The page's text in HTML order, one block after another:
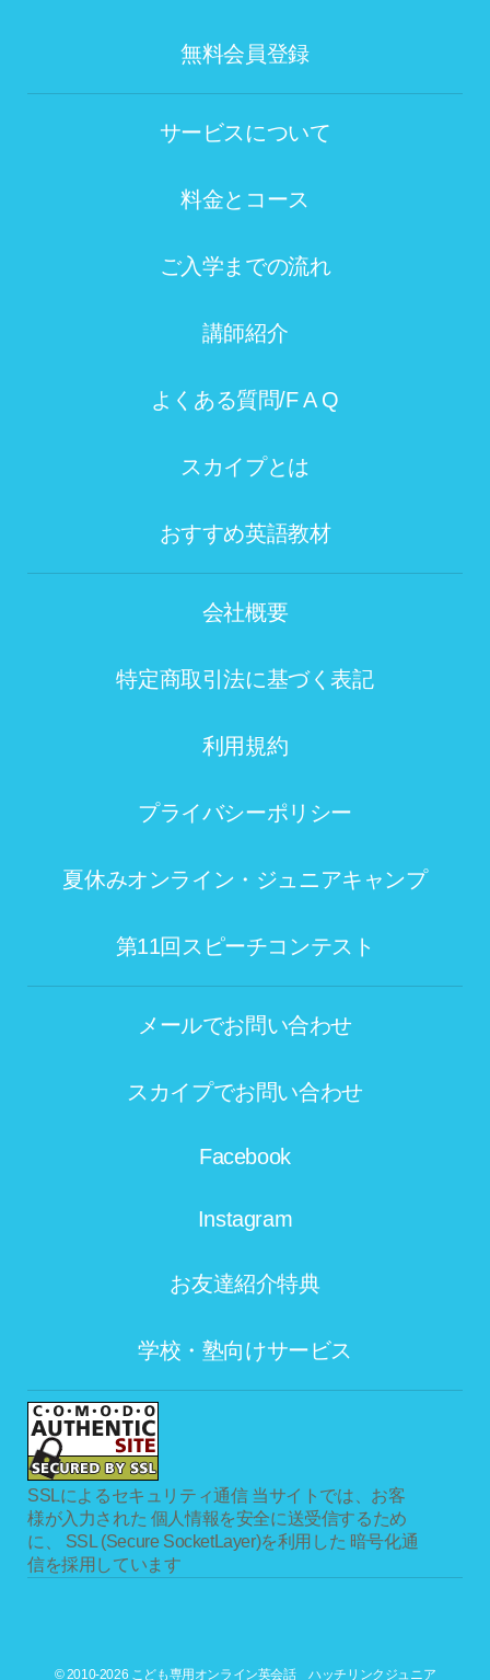
無料会員登録
サービスについて
料金とコース
ご入学までの流れ
講師紹介
よくある質問/F A Q
スカイプとは
おすすめ英語教材
会社概要
特定商取引法に基づく表記
利用規約
プライバシーポリシー
夏休みオンライン・ジュニアキャンプ
第11回スピーチコンテスト
メールでお問い合わせ
スカイプでお問い合わせ
Facebook
Instagram
お友達紹介特典
学校・塾向けサービス
SSLによるセキュリティ通信 当サイトでは、お客
様が入力された 個人情報を安全に送受信するため
に、 SSL (Secure SocketLayer)を利用した 暗号化通
信を採用しています
© 2010-2026 こども専用オンライン英会話 ハッチリンクジュニア